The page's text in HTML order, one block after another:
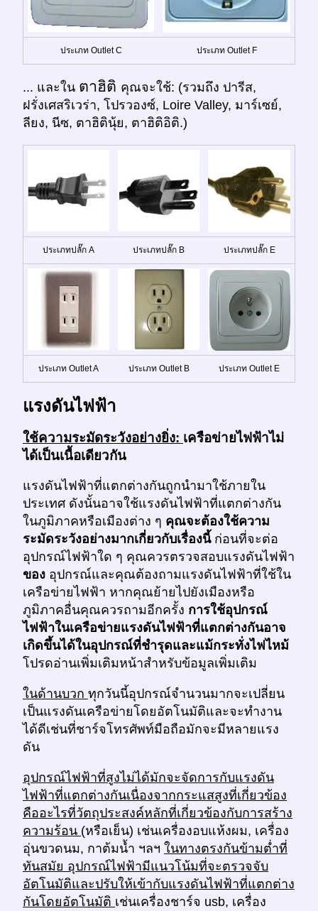
ประเภท Outlet C ประเภท Outlet F
... และใน ตาฮิติ คุณจะใช้: (รวมถึง ปารีส,
ฝรั่งเศสริเวร่า, โปรวองซ์, Loire Valley, มาร์เซย์,
ลียง, นีซ, ตาฮิตินุ้ย, ตาฮิติอิติ.)
ประเภทปลั๊ก A ประเภทปลั๊ก B ประเภทปลั๊ก E
ประเภท Outlet A ประเภท Outlet B ประเภท Outlet E
แรงดันไฟฟ้า
ใช้ความระมัดระวังอย่างยิ่ง: เครือข่ายไฟฟ้าไม่
ได้เป็นเนื้อเดียวกัน
แรงดันไฟฟ้าที่แตกต่างกันถูกนำมาใช้ภายใน
ประเทศ ดังนั้นอาจใช้แรงดันไฟฟ้าที่แตกต่างกัน
ในภูมิภาคหรือเมืองต่าง ๆ คุณจะต้องใช้ความ
ระมัดระวังอย่างมากเกี่ยวกับเรื่องนี้ ก่อนที่จะต่อ
อุปกรณ์ไฟฟ้าใด ๆ คุณควรตรวจสอบแรงดันไฟฟ้า
ของ อุปกรณ์และคุณต้องถามแรงดันไฟฟ้าที่ใช้ใน
เครือข่ายไฟฟ้า หากคุณย้ายไปยังเมืองหรือ
ภูมิภาคอื่นคุณควรถามอีกครั้ง การใช้อุปกรณ์
ไฟฟ้าในเครือข่ายแรงดันไฟฟ้าที่แตกต่างกันอาจ
เกิดขึ้นได้ในอุปกรณ์ที่ชำรุดและแม้กระทั่งไฟไหม้
โปรดอ่านเพิ่มเติมหน้าสำหรับข้อมูลเพิ่มเติม
ในด้านบวก ทุกวันนี้อุปกรณ์จำนวนมากจะเปลี่ยน
เป็นแรงดันเครือข่ายโดยอัตโนมัติและจะทำงาน
ได้ดีเช่นที่ชาร์จโทรศัพท์มือถือมักจะมีหลายแรง
ดัน
อุปกรณ์ไฟฟ้าที่สูงไม่ได้มักจะจัดการกับแรงดัน
ไฟฟ้าที่แตกต่างกันเนื่องจากกระแสสูงที่เกี่ยวข้อง
คืออะไรที่วัตถุประสงค์หลักที่เกี่ยวข้องกับการสร้าง
ความร้อน (หรือเย็น) เช่นเครื่องอบแห้งผม, เครื่อง
อุ่นขวดนม, กาต้มน้ำ ฯลฯ ในทางตรงกันข้ามต่ำที่
ทันสมัย อุปกรณ์ไฟฟ้ามีแนวโน้มที่จะตรวจจับ
อัตโนมัติและปรับให้เข้ากับแรงดันไฟฟ้าที่แตกต่าง
กันโดยอัตโนมัติ เช่นเครื่องชาร์จ usb, เครื่อง